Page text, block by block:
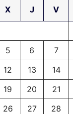
X J V
5 6 7
12 13 14
19 20 21
26 27 28